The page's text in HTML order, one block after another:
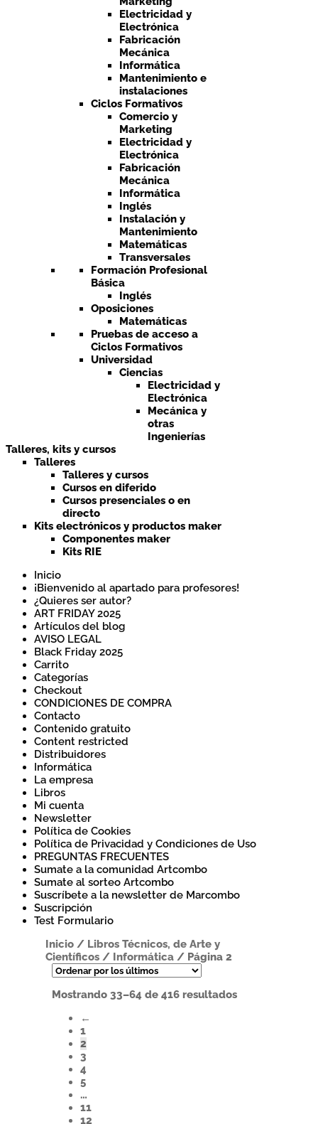
Electricidad y
Electrónica
Fabricación
Mecánica
Informática
Mantenimiento e
instalaciones
Ciclos Formativos
Comercio y
Marketing
Electricidad y
Electrónica
Fabricación
Mecánica
Informática
Inglés
Instalación y
Mantenimiento
Matemáticas
Transversales
Formación Profesional
Básica
Inglés
Oposiciones
Matemáticas
Pruebas de acceso a
Ciclos Formativos
Universidad
Ciencias
Electricidad y
Electrónica
Mecánica y
otras
Ingenierías
Talleres, kits y cursos
Talleres
Talleres y cursos
Cursos en diferido
Cursos presenciales o en
directo
Kits electrónicos y productos maker
Componentes maker
Kits RIE
Inicio
¡Bienvenido al apartado para profesores!
¿Quieres ser autor?
ART FRIDAY 2025
Artículos del blog
AVISO LEGAL
Black Friday 2025
Carrito
Categorías
Checkout
CONDICIONES DE COMPRA
Contacto
Contenido gratuito
Content restricted
Distribuidores
Informática
La empresa
Libros
Mi cuenta
Newsletter
Política de Cookies
Política de Privacidad y Condiciones de Uso
PREGUNTAS FRECUENTES
Sumate a la comunidad Artcombo
Sumate al sorteo Artcombo
Suscríbete a la newsletter de Marcombo
Suscripción
Test Formulario
Inicio / Libros Técnicos, de Arte y
Científicos / Informática / Página 2
Mostrando 33–64 de 416 resultadosOrdenado
←
1
2
3
4
5
…
11
12